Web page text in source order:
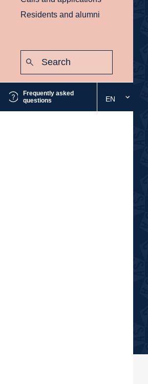
Residents and alumni
Frequently asked
questions
Select
the
EN